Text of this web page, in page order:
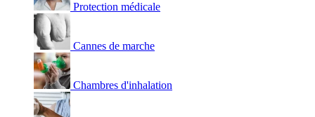
Protection médicale
Cannes de marche
Chambres d'inhalation